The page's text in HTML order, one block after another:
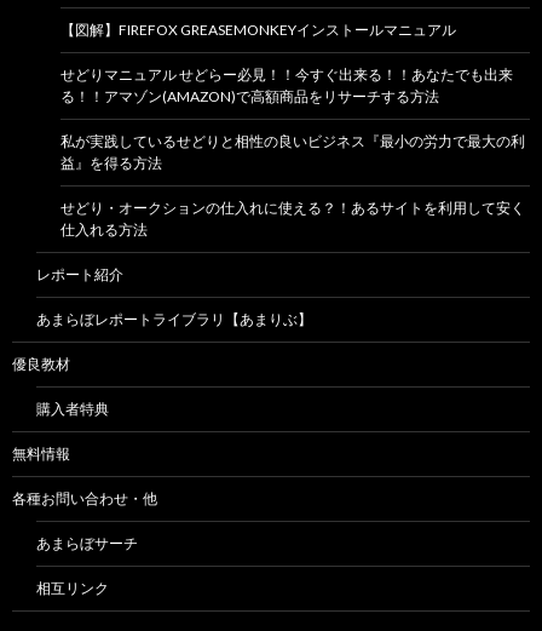
【図解】FIREFOX GREASEMONKEYインストールマニュアル
せどりマニュアル せどらー必見！！今すぐ出来る！！あなたでも出来
る！！アマゾン(AMAZON)で高額商品をリサーチする方法
私が実践しているせどりと相性の良いビジネス『最小の労力で最大の利
益』を得る方法
せどり・オークションの仕入れに使える？！あるサイトを利用して安く
仕入れる方法
レポート紹介
あまらぼレポートライブラリ【あまりぶ】
優良教材
購入者特典
無料情報
各種お問い合わせ・他
あまらぼサーチ
相互リンク